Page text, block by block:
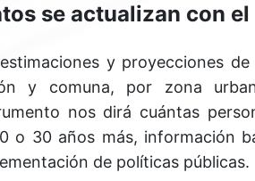
se actualizan con el
y proyecciones
y comuna, por zona
nos dirá cuántas
o 30 años más, información
de políticas públicas.